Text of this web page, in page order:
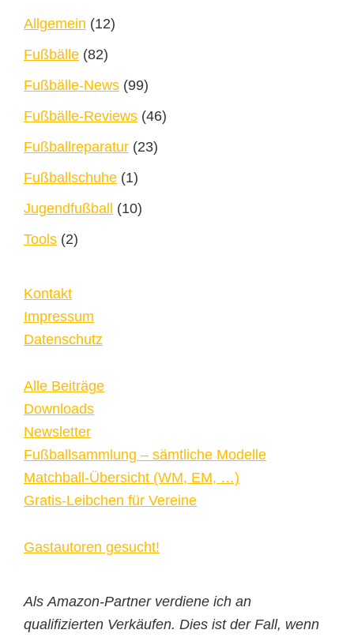
Allgemein (12)
Fußbälle (82)
Fußbälle-News (99)
Fußbälle-Reviews (46)
Fußballreparatur (23)
Fußballschuhe (1)
Jugendfußball
(10)
Tools (2)
Kontakt
Impressum
Datenschutz
Alle Beiträge
Downloads
Newsletter
Fußballsammlung – sämtliche Modelle
Matchball-Übersicht (WM, EM, …)
Gratis-Leibchen für Vereine
Gastautoren gesucht!
Als Amazon-Partner verdiene ich an
qualifizierten Verkäufen. Dies ist der Fall, wenn